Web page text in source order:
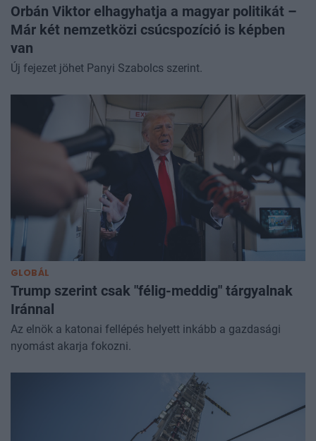
Orbán Viktor elhagyhatja a magyar politikát –
Már két nemzetközi csúcspozíció is képben
van
Új fejezet jöhet Panyi Szabolcs szerint.
GLOBÁL
Trump szerint csak "félig-meddig" tárgyalnak
Iránnal
Az elnök a katonai fellépés helyett inkább a gazdasági
nyomást akarja fokozni.